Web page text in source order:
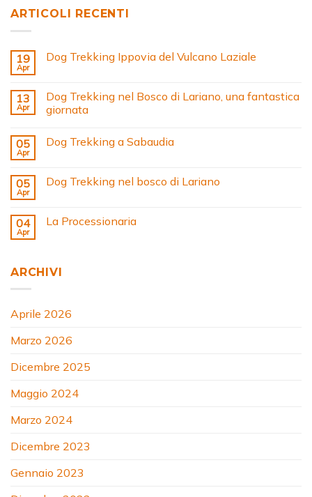
ARTICOLI RECENTI
19
Apr
Dog Trekking Ippovia del Vulcano Laziale
13
Apr
Dog Trekking nel Bosco di Lariano, una fantastica
giornata
05
Apr
Dog Trekking a Sabaudia
05
Apr
Dog Trekking nel bosco di Lariano
04
Apr
La Processionaria
ARCHIVI
Aprile 2026
Marzo 2026
Dicembre 2025
Maggio 2024
Marzo 2024
Dicembre 2023
Gennaio 2023